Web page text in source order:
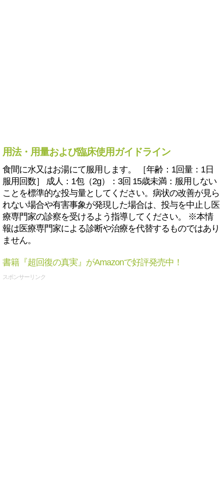
用法・用量および臨床使用ガイドライン
食間に水又はお湯にて服用します。 ［年齢：1回量：1日
服用回数］ 成人：1包（2g）：3回 15歳未満：服用しない
ことを標準的な投与量としてください。病状の改善が見ら
れない場合や有害事象が発現した場合は、投与を中止し医
療専門家の診察を受けるよう指導してください。 ※本情
報は医療専門家による診断や治療を代替するものではあり
ません。
書籍『超回復の真実』がAmazonで好評発売中！
スポンサーリンク